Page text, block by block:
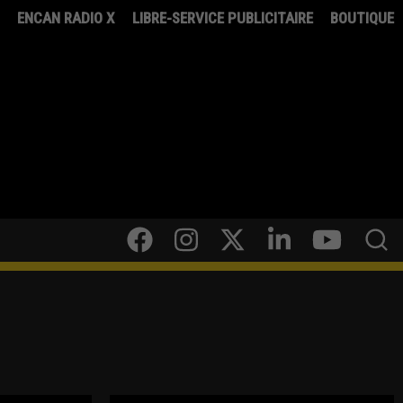
ENCAN RADIO X LIBRE-SERVICE PUBLICITAIRE BOUTIQUE